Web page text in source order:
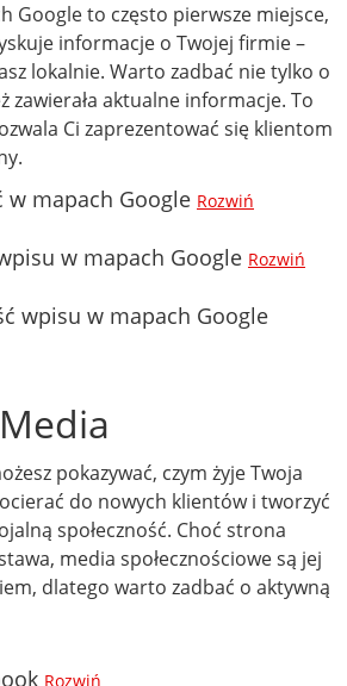
Google to często pierwsze miejsce,
informacje o Twojej firmie –
lokalnie. Warto zadbać nie tylko o
zawierała aktualne informacje. To
Ci zaprezentować się klientom
w mapach Google Rozwiń
w mapach Google Rozwiń
wpisu w mapach Google
pokazywać, czym żyje Twoja
do nowych klientów i tworzyć
społeczność. Choć strona
media społecznościowe są jej
dlatego warto zadbać o aktywną